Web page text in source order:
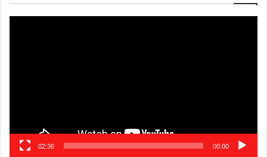
00:00
02:36